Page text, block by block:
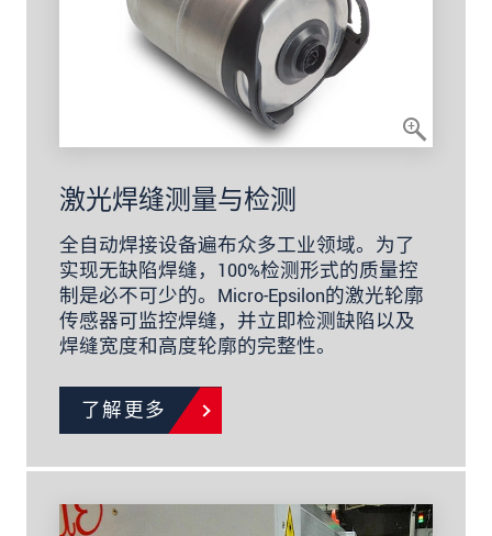
激光焊缝测量与检测
全自动焊接设备遍布众多工业领域。为了
实现无缺陷焊缝，100%检测形式的质量控
制是必不可少的。Micro-Epsilon的激光轮廓
传感器可监控焊缝，并立即检测缺陷以及
焊缝宽度和高度轮廓的完整性。
了解更多